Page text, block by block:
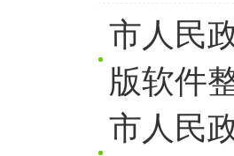
市人民
版软件
市人民